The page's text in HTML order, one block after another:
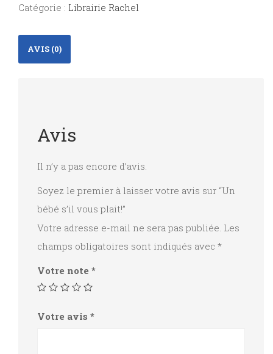
vous
plait!
Catégorie : Librairie Rachel
AVIS (0)
Avis
Il n’y a pas encore d’avis.
Soyez le premier à laisser votre avis sur “Un
bébé s’il vous plait!”
Votre adresse e-mail ne sera pas publiée. Les
champs obligatoires sont indiqués avec *
Votre note *
Votre avis *